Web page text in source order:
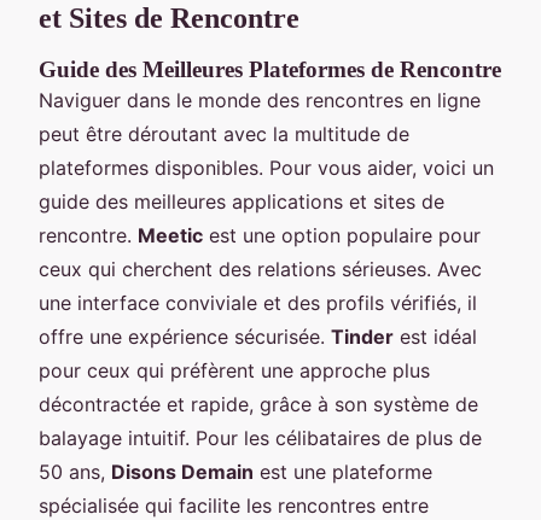
et Sites de Rencontre
Guide des Meilleures Plateformes de Rencontre
Naviguer dans le monde des rencontres en ligne
peut être déroutant avec la multitude de
plateformes disponibles. Pour vous aider, voici un
guide des meilleures applications et sites de
rencontre. Meetic est une option populaire pour
ceux qui cherchent des relations sérieuses. Avec
une interface conviviale et des profils vérifiés, il
offre une expérience sécurisée. Tinder est idéal
pour ceux qui préfèrent une approche plus
décontractée et rapide, grâce à son système de
balayage intuitif. Pour les célibataires de plus de
50 ans, Disons Demain est une plateforme
spécialisée qui facilite les rencontres entre